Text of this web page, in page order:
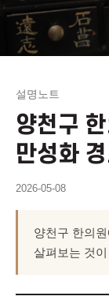
설명노트
양천구
만성화
2026-05-08
양천구 한의
살펴보는 것